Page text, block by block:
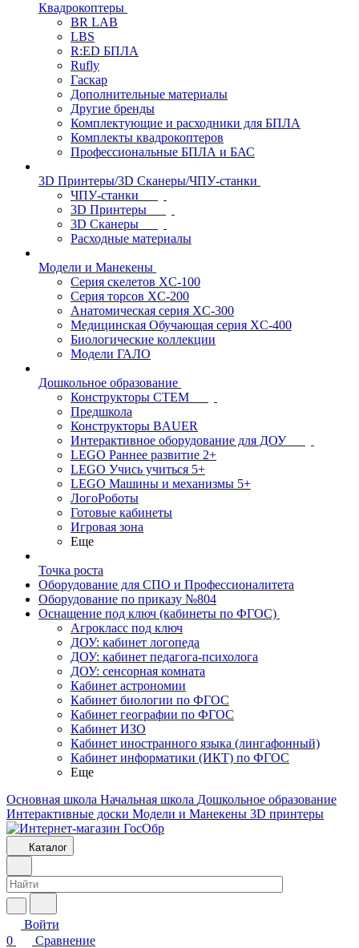
Квадрокоптеры
BR LAB
LBS
R:ED БПЛА
Rufly
Гаскар
Дополнительные материалы
Другие бренды
Комплектующие и расходники для БПЛА
Комплекты квадрокоптеров
Профессиональные БПЛА и БАС
3D Принтеры/3D Сканеры/ЧПУ-станки
ЧПУ-станки
3D Принтеры
3D Сканеры
Расходные материалы
Модели и Манекены
Серия скелетов XC-100
Серия торсов XC-200
Анатомическая серия XC-300
Медицинская Обучающая серия XC-400
Биологические коллекции
Модели ГАЛО
Дошкольное образование
Конструкторы СТЕМ
Предшкола
Конструкторы BAUER
Интерактивное оборудование для ДОУ
LEGO Раннее развитие 2+
LEGO Учись учиться 5+
LEGO Машины и механизмы 5+
ЛогоРоботы
Готовые кабинеты
Игровая зона
Еще
Точка роста
Оборудование для СПО и Профессионалитета
Оборудование по приказу №804
Оснащение под ключ (кабинеты по ФГОС)
Агрокласс под ключ
ДОУ: кабинет логопеда
ДОУ: кабинет педагога-психолога
ДОУ: сенсорная комната
Кабинет астрономии
Кабинет биологии по ФГОС
Кабинет географии по ФГОС
Кабинет ИЗО
Кабинет иностранного языка (лингафонный)
Кабинет информатики (ИКТ) по ФГОС
Еще
Основная школа Начальная школа Дошкольное образование
Интерактивные доски Модели и Манекены 3D принтеры
Каталог
Войти
0
Сравнение